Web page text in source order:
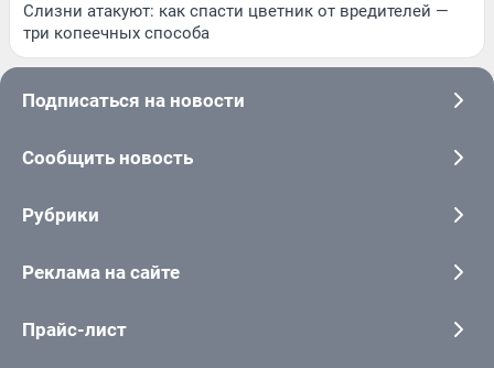
Слизни атакуют: как спасти цветник от вредителей —
три копеечных способа
Подписаться на новости
Сообщить новость
Рубрики
Реклама на сайте
Прайс-лист